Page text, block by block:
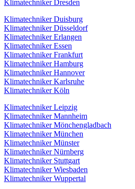
Klimatechniker Dresden
Klimatechniker Duisburg
Klimatechniker Düsseldorf
Klimatechniker Erlangen
Klimatechniker Essen
Klimatechniker Frankfurt
Klimatechniker Hamburg
Klimatechniker Hannover
Klimatechniker Karlsruhe
Klimatechniker Köln
Klimatechniker Leipzig
Klimatechniker Mannheim
Klimatechniker Mönchengladbach
Klimatechniker München
Klimatechniker Münster
Klimatechniker Nürnberg
Klimatechniker Stuttgart
Klimatechniker Wiesbaden
Klimatechniker Wuppertal